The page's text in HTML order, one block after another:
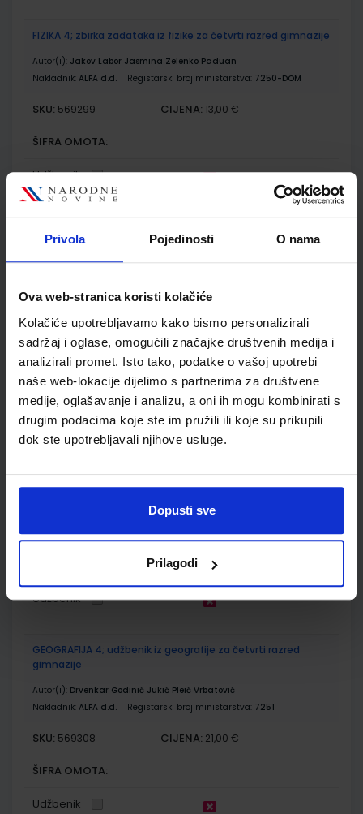
Privola Pojedinosti O nama
Ova web-stranica koristi kolačiće
Kolačiće upotrebljavamo kako bismo personalizirali
sadržaj i oglase, omogućili značajke društvenih medija i
analizirali promet. Isto tako, podatke o vašoj upotrebi
naše web-lokacije dijelimo s partnerima za društvene
medije, oglašavanje i analizu, a oni ih mogu kombinirati s
drugim podacima koje ste im pružili ili koje su prikupili
dok ste upotrebljavali njihove usluge.
Dopusti sve
Prilagodi
FIZIKA 4; zbirka zadataka iz fizike za četvrti razred gimnazije
Autor(i): Jakov Labor Jasmina Zelenko Paduan
Nakladnik: ALFA d.d. Registarski broj ministarstva: 7250-DOM
SKU: 569299 CIJENA: 13,00 €
ŠIFRA OMOTA:
Udžbenik
dodatnim digitalnim sadržajima
Autor(i):Begović Luetić Novosel Petrović Peroković Rupčić Petelinc
SKU: CIJENA:
ŠIFRA OMOTA:
Udžbenik
KEMIJA 4; zbirka zadataka iz kemije u četvrtom razredu
gimnazije
Autor(i):Sandra Čičić Ivica Cvrtila Vedran Kojić
Nakladnik:ŠKOLSKA KNJIGA d.d.
Registarski broj ministarstva:
SKU:569307 CIJENA:17,20 €
Udžbenik
GEOGRAFIJA 4; udžbenik iz geografije za četvrti razred
gimnazije
Autor(i): Drvenkar Godinić Jukić Pleić Vrbatović
Nakladnik: ALFA d.d. Registarski broj ministarstva: 7251
SKU: 569308 CIJENA: 21,00 €
ŠIFRA OMOTA:
Udžbenik